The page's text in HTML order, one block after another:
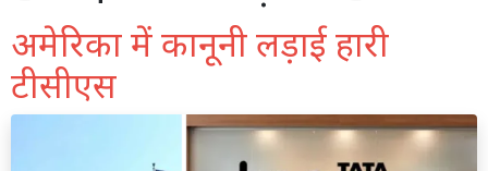
अमेरिका में कानूनी लड़ाई हारी
टीसीएस